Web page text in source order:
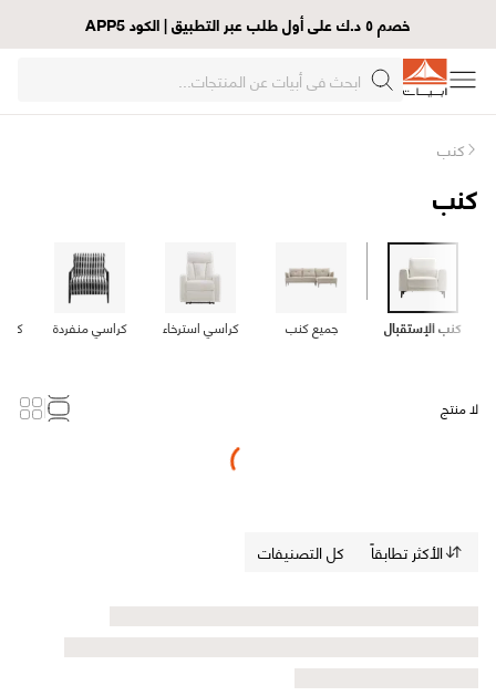
خصم ٥ د.ك على أول طلب عبر التطبيق | الكود APP5
كنب
كنب
كنب الإستقبال جميع كنب كراسي استرخاء كراسي منفردة
لا منتج
Loading...
الأكثر تطابقاً كل التصنيفات